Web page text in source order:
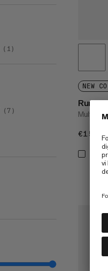
Active
( 1 )
( 7 )
NEW
€150